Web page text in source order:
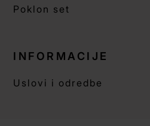
Poklon set
INFORMACIJE
Uslovi i odredbe